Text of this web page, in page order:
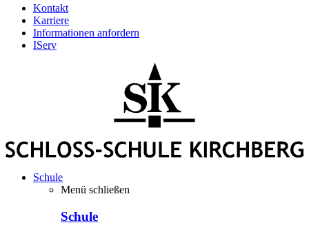
Kontakt
Karriere
Informationen anfordern
IServ
Schule
Menü schließen
Schule